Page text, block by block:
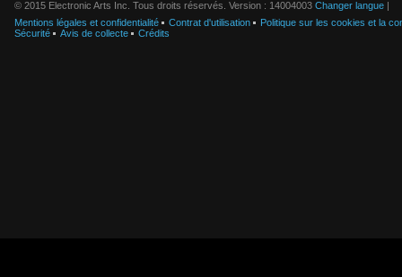
© 2015 Electronic Arts Inc. Tous droits réservés. Version : 14004003 Changer langue |
Mentions légales et confidentialité
Contrat d'utilisation
Politique sur les cookies et la
Sécurité
Avis de collecte Crédits